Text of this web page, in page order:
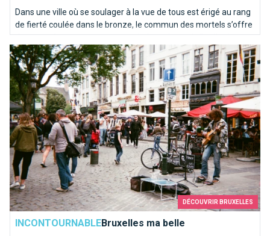
Dans une ville où se soulager à la vue de tous est érigé au rang
de fierté coulée dans le bronze, le commun des mortels s’offre
de temps à autre une pause sanitaire qui sort de l’ordinaire.
Sélection d’adresses pour vos petits besoins...
DÉCOUVRIR BRUXELLES
INCONTOURNABLEBruxelles ma belle
Bruxelles ma belle